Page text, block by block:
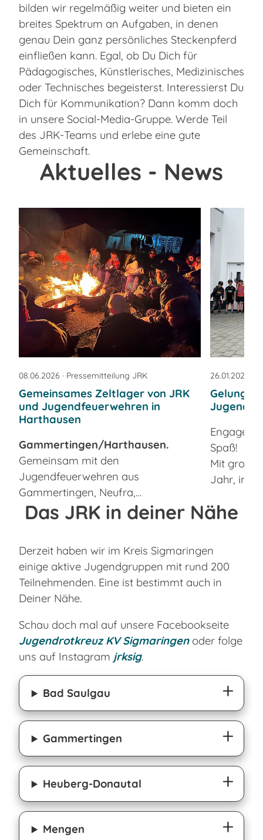
bilden wir regelmäßig weiter und bieten ein
breites Spektrum an Aufgaben, in denen
genau Dein ganz persönliches Steckenpferd
einfließen kann. Egal, ob Du Dich für
Pädagogisches, Künstlerisches, Medizinisches
oder Technisches begeisterst. Interessierst Du
Dich für Kommunikation? Dann komm doch
in unsere Social-Media-Gruppe. Werde Teil
des JRK-Teams und erlebe eine gute
Gemeinschaft.
Aktuelles - News
08.06.2026 · Pressemitteilung JRK
Gemeinsames Zeltlager von JRK
und Jugendfeuerwehren in
Harthausen
Gammertingen/Harthausen.
Gemeinsam mit den
Jugendfeuerwehren aus
Gammertingen, Neufra,…
26.01.2026
Spaß!
Mit
Jahr, im
Das JRK in deiner Nähe
Derzeit haben wir im Kreis Sigmaringen
einige aktive Jugendgruppen mit rund 200
Teilnehmenden. Eine ist bestimmt auch in
Deiner Nähe.
Schau doch mal auf unsere Facebookseite
Jugendrotkreuz KV Sigmaringenoder folge
uns auf Instagram jrksig.
Bad Saulgau
Gammertingen
Heuberg-Donautal
Mengen